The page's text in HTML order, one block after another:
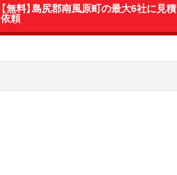
【無料】島尻郡南風原町の最大6社に見積
依頼